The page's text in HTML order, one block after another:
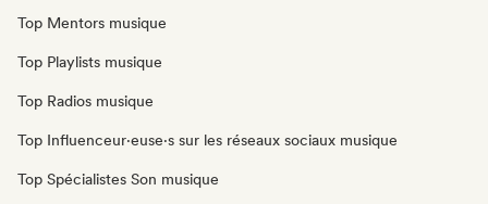
Top Mentors musique
Top Playlists musique
Top Radios musique
Top Influenceur·euse·s sur les réseaux sociaux musique
Top Spécialistes Son musique